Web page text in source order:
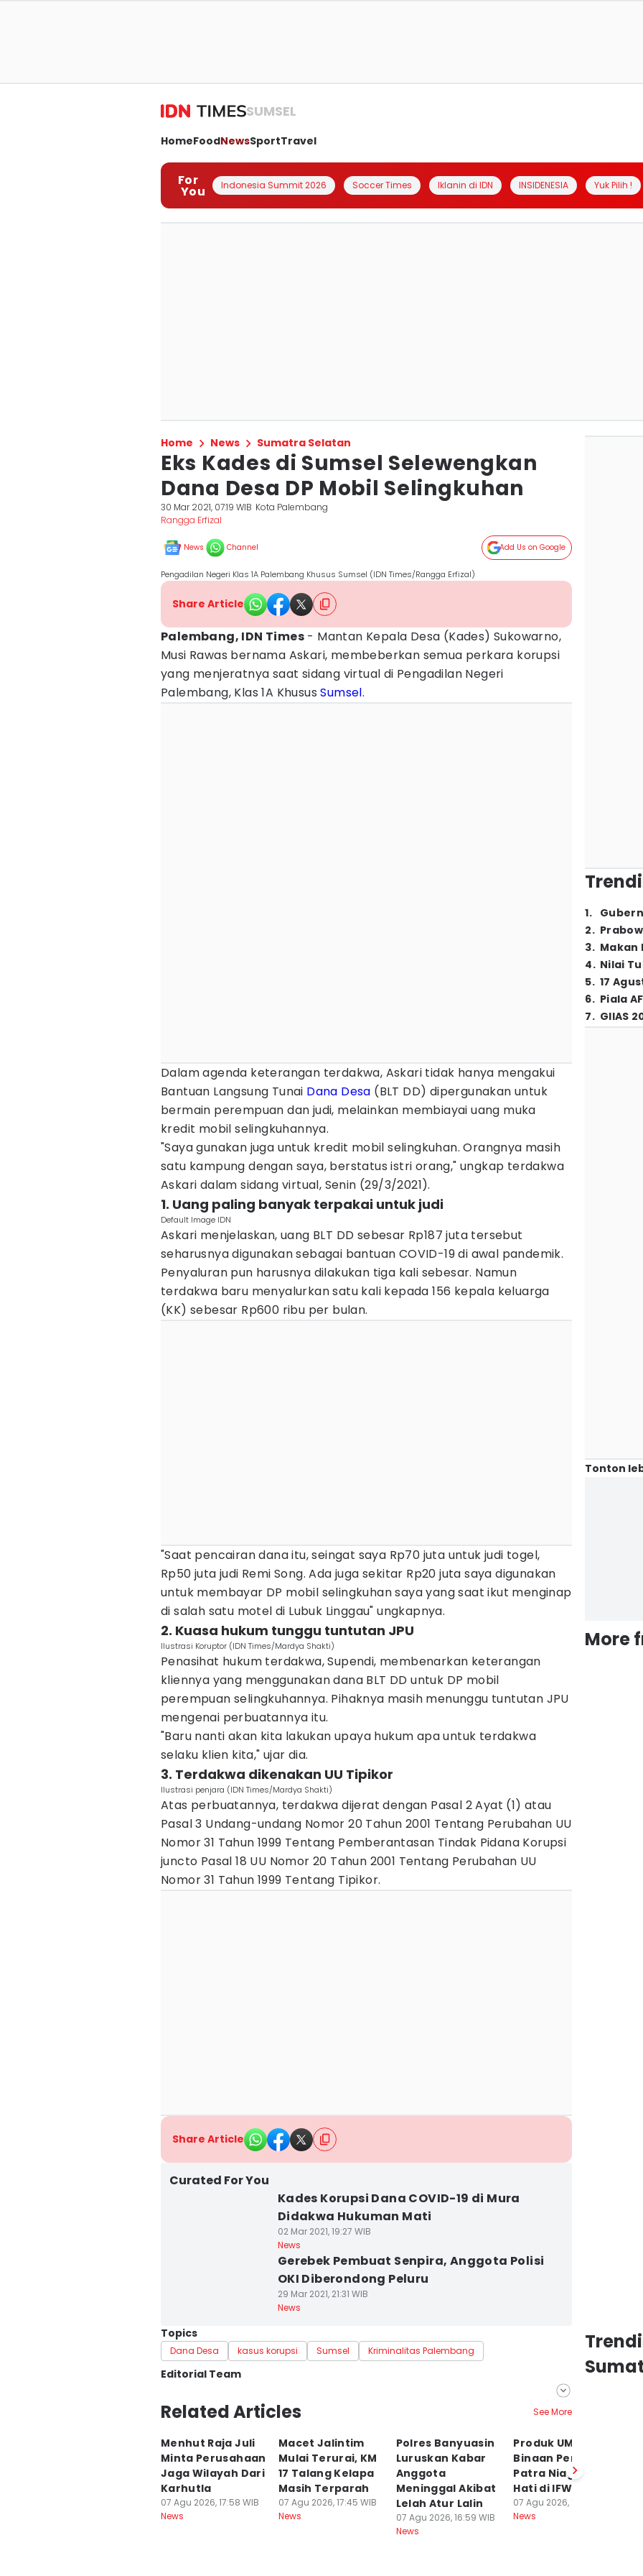
SUMSEL
HomeFoodNewsSportTravel
For
You Indonesia Summit 2026 Soccer Times Iklanin di IDN INSIDENESIA Yuk Pilih !
Home News Sumatra Selatan
Eks Kades di Sumsel Selewengkan
Dana Desa DP Mobil Selingkuhan
30 Mar 2021, 07:19 WIB Kota Palembang
Rangga Erfizal
News Channel Add Us on Google
Pengadilan Negeri Klas 1A Palembang Khusus Sumsel (IDN Times/Rangga Erfizal)
Share Article
Palembang, IDN Times - Mantan Kepala Desa (Kades) Sukowarno,
Musi Rawas bernama Askari, membeberkan semua perkara korupsi
yang menjeratnya saat sidang virtual di Pengadilan Negeri
Palembang, Klas 1A KhususSumsel.
Dalam agenda keterangan terdakwa, Askari tidak hanya mengakui
Bantuan Langsung Tunai Dana Desa (BLT DD) dipergunakan untuk
bermain perempuan dan judi, melainkan membiayai uang muka
kredit mobil selingkuhannya.
"Saya gunakan juga untuk kredit mobil selingkuhan. Orangnya masih
satu kampung dengan saya, berstatus istri orang," ungkap terdakwa
Askari dalam sidang virtual, Senin (29/3/2021).
1. Uang paling banyak terpakai untuk judi
Default Image IDN
Askari menjelaskan, uang BLT DD sebesar Rp187 juta tersebut
seharusnya digunakan sebagai bantuan COVID-19 di awal pandemik.
Penyaluran pun harusnya dilakukan tiga kali sebesar. Namun
terdakwa baru menyalurkan satu kali kepada 156 kepala keluarga
(KK) sebesar Rp600 ribu per bulan.
"Saat pencairan dana itu, seingat saya Rp70 juta untuk judi togel,
Rp50 juta judi Remi Song. Ada juga sekitar Rp20 juta saya digunakan
untuk membayar DP mobil selingkuhan saya yang saat ikut menginap
di salah satu motel di Lubuk Linggau" ungkapnya.
2. Kuasa hukum tunggu tuntutan JPU
Ilustrasi Koruptor (IDN Times/Mardya Shakti)
Penasihat hukum terdakwa, Supendi, membenarkan keterangan
kliennya yang menggunakan dana BLT DD untuk DP mobil
perempuan selingkuhannya. Pihaknya masih menunggu tuntutan JPU
mengenai perbuatannya itu.
"Baru nanti akan kita lakukan upaya hukum apa untuk terdakwa
selaku klien kita," ujar dia.
3. Terdakwa dikenakan UU Tipikor
Ilustrasi penjara (IDN Times/Mardya Shakti)
Atas perbuatannya, terdakwa dijerat dengan Pasal 2 Ayat (1) atau
Pasal 3 Undang-undang Nomor 20 Tahun 2001 Tentang Perubahan UU
Nomor 31 Tahun 1999 Tentang Pemberantasan Tindak Pidana Korupsi
juncto Pasal 18 UU Nomor 20 Tahun 2001 Tentang Perubahan UU
Nomor 31 Tahun 1999 Tentang Tipikor.
Share Article
Curated For You
Kades Korupsi Dana COVID-19 di Mura
Didakwa Hukuman Mati
02 Mar 2021, 19:27 WIB
News
Gerebek Pembuat Senpira, Anggota Polisi
OKI Diberondong Peluru
29 Mar 2021, 21:31 WIB
News
Topics
Dana Desa kasus korupsi Sumsel Kriminalitas Palembang
Editorial Team
Editor
Deryardli Tiarhendi
Editor
Rangga Erfizal
Related Articles See More
Menhut Raja Juli
Minta Perusahaan
Jaga Wilayah Dari
Karhutla
07 Agu 2026, 17:58 WIB
News
Macet Jalintim
Mulai Terurai, KM
17 Talang Kelapa
Masih Terparah
07 Agu 2026, 17:45 WIB
News
Polres Banyuasin
Luruskan Kabar
Anggota
Meninggal Akibat
Lelah Atur Lalin
07 Agu 2026, 16:59 WIB
News
Produk UMKM
Binaan Pertamina
Patra Niaga Pikat
Hati di IFW 2026
07 Agu 2026, 14:48 WIB
News
1.
2.
3. Makan
4. Nilai
5. 17
6. Piala
7. GIIAS
Tonton
More